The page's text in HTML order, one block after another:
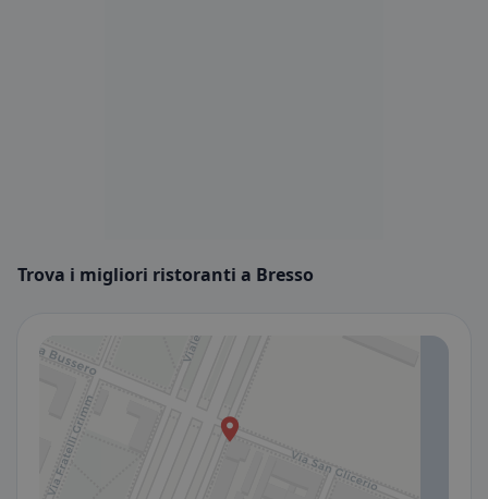
Trova i migliori ristoranti a Bresso